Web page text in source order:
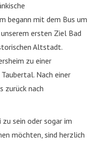
begann mit dem Bus um
ersten Ziel Bad
Altstadt.
zu einer
Nach einer
zurück nach
sein oder sogar im
möchten, sind herzlich